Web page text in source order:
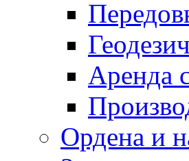
Аренда
Ордена и